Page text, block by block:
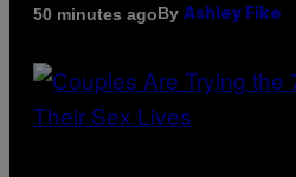
50 minutes agoBy Ashley Fike